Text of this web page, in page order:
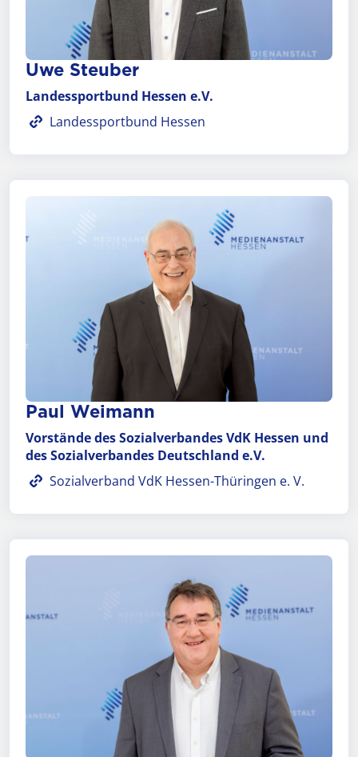
Uwe Steuber
Landessportbund Hessen e.V.
Landessportbund Hessen
Paul Weimann
Vorstände des Sozial­verbandes VdK Hessen und
des Sozial­verban­des Deutsch­land e.V.
Sozialverband VdK Hessen-Thüringen e. V.